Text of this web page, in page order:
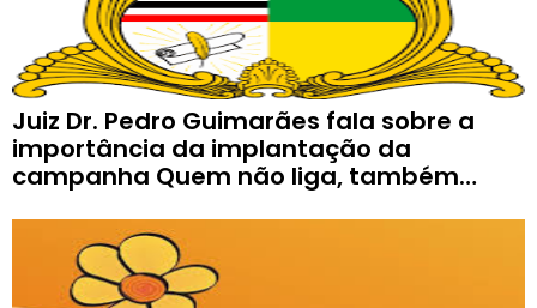
Juiz Dr. Pedro Guimarães fala sobre a
importância da implantação da
campanha Quem não liga, também